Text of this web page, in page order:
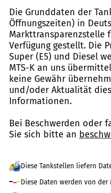
Die Grunddaten der
Öffnungszeiten) in
Markttransparenzstelle
Verfügung gestellt. Die
Super (E5) und Diesel
MTS-K an uns
keine Gewähr
und/oder Aktualität
Informationen.
Bei Beschwerden oder
Sie sich bitte an
Diese Tankstellen liefern
Diese Daten werden von